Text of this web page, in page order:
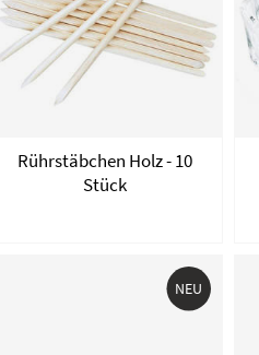
Rührstäbchen Holz - 10
Stück
NEU